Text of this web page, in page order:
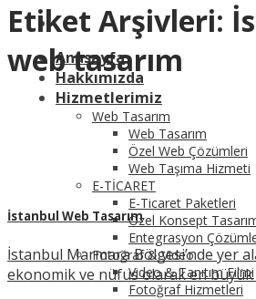
Anasayfa
Hakkımızda
Hizmetlerimiz
Web Tasarım
Web Tasarım
Özel Web Çözümleri
Web Taşıma Hizmeti
E-TİCARET
E-Ticaret Paketleri
Özel Konsept
Entegrasyon
Fotoğraf & Video
Video & Tanıtım Filmi
Fotoğraf Hizmetleri
Etiket Arşivleri:
web tasarım
İstanbul Web Tasarım
İstanbul Marmara Bölgesi’nde yer
ekonomik ve nüfus olarak en büyük